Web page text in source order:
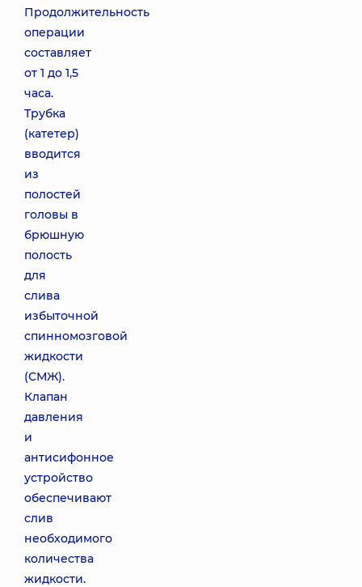
Продолжительность
операции
составляет
от 1 до 1,5
часа.
Трубка
(катетер)
вводится
из
полостей
головы в
брюшную
полость
для
слива
избыточной
спинномозговой
жидкости
(СМЖ).
Клапан
давления
и
антисифонное
устройство
обеспечивают
слив
необходимого
количества
жидкости.